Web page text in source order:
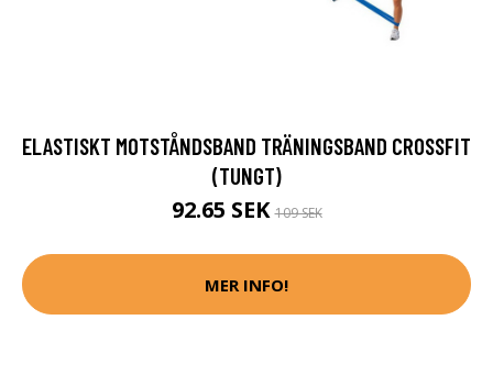
ELASTISKT MOTSTÅNDSBAND TRÄNINGSBAND CROSSFIT
(TUNGT)
92.65 SEK109 SEK
MER INFO!